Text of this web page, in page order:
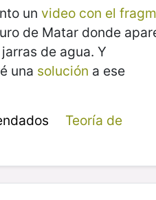
un video con el
de Matar donde
de agua. Y
una solución a ese
Teoría de